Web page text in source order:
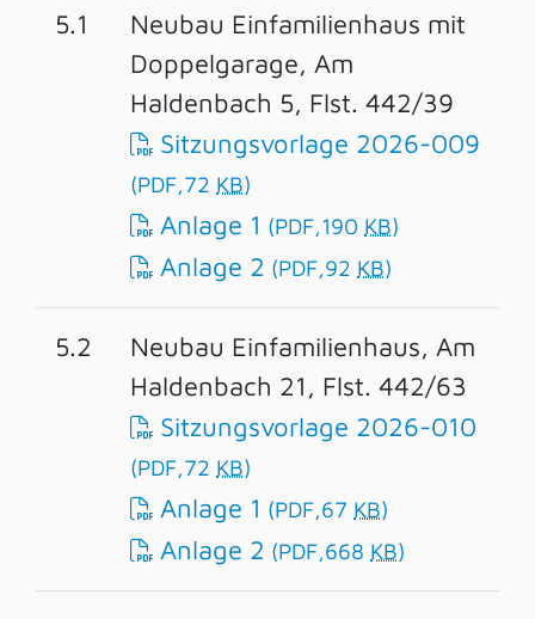
5.1
Neubau Einfamilienhaus mit
Doppelgarage, Am
Haldenbach 5, Flst. 442/39
Sitzungsvorlage 2026-009
(PDF,72 KB)
Anlage 1 (PDF,190 KB)
Anlage 2 (PDF,92 KB)
5.2
Neubau Einfamilienhaus, Am
Haldenbach 21, Flst. 442/63
Sitzungsvorlage 2026-010
(PDF,72 KB)
Anlage 1 (PDF,67 KB)
Anlage 2 (PDF,668 KB)